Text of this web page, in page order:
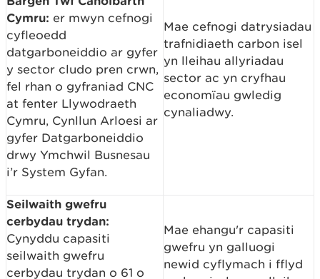
Cymru: er mwyn cefnogi
cyfleoedd
datgarboneiddio ar gyfer
y sector cludo pren crwn,
fel rhan o gyfraniad CNC
at fenter Llywodraeth
Cymru, Cynllun Arloesi ar
gyfer Datgarboneiddio
drwy Ymchwil Busnesau
i’r System Gyfan.
Mae cefnogi datrysiadau
trafnidiaeth carbon isel
yn lleihau allyriadau
sector ac yn cryfhau
economïau gwledig
cynaliadwy.
Seilwaith gwefru
cerbydau trydan:
Cynyddu capasiti
seilwaith gwefru
cerbydau trydan o 61 o
Mae ehangu'r capasiti
gwefru yn galluogi
newid cyflymach i fflyd